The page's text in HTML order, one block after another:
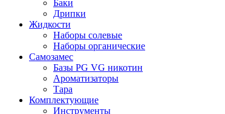
Баки
Дрипки
Жидкости
Наборы солевые
Наборы органические
Самозамес
Базы PG VG никотин
Ароматизаторы
Тара
Комплектующие
Инструменты